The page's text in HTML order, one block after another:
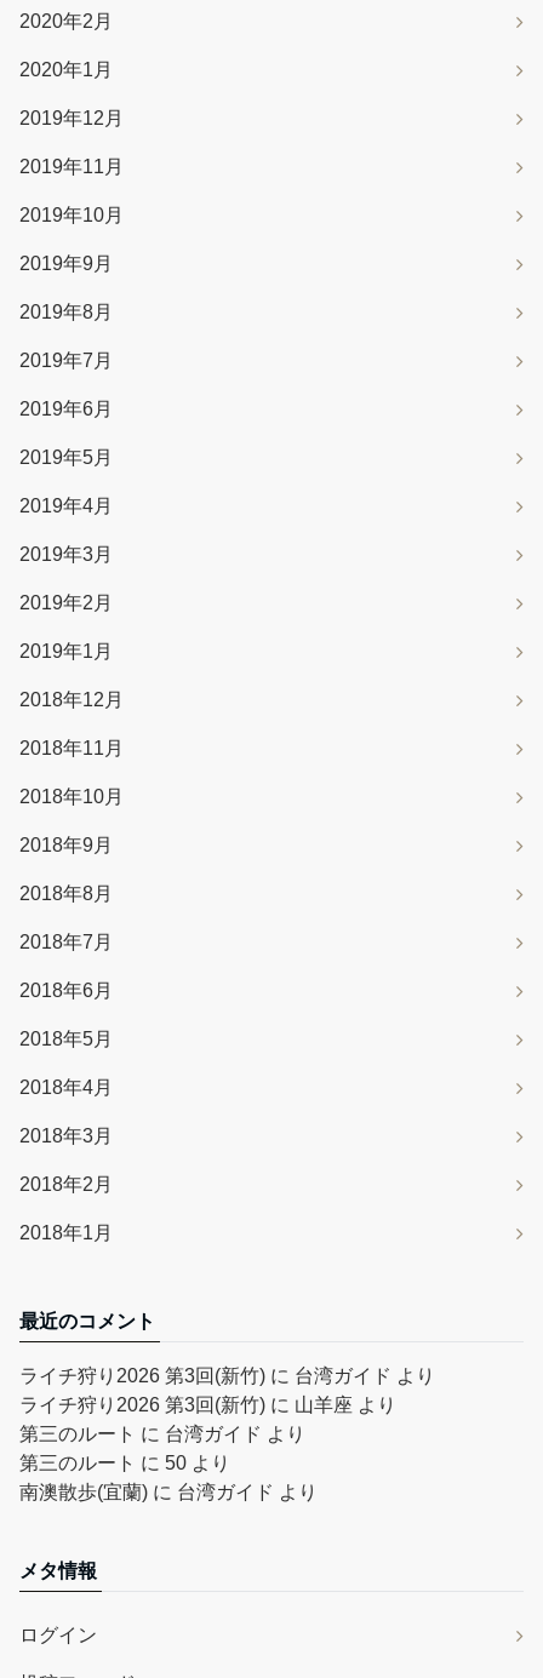
2020年2月
2020年1月
2019年12月
2019年11月
2019年10月
2019年9月
2019年8月
2019年7月
2019年6月
2019年5月
2019年4月
2019年3月
2019年2月
2019年1月
2018年12月
2018年11月
2018年10月
2018年9月
2018年8月
2018年7月
2018年6月
2018年5月
2018年4月
2018年3月
2018年2月
2018年1月
最近のコメント
ライチ狩り2026 第3回(新竹) に 台湾ガイド より
ライチ狩り2026 第3回(新竹) に 山羊座 より
第三のルート に 台湾ガイド より
第三のルート に 50 より
南澳散歩(宜蘭) に 台湾ガイド より
メタ情報
ログイン